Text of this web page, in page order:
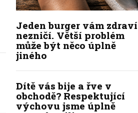
Jeden burger vám zdraví
nezničí. Větší problém
může být něco úplně
jiného
Dítě vás bije a řve v
obchodě? Respektující
výchovu jsme úplně